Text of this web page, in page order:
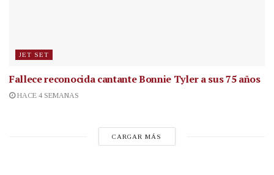
JET SET
Fallece reconocida cantanteBonnie Tyler a sus 75 años
HACE 4 SEMANAS
CARGAR MÁS